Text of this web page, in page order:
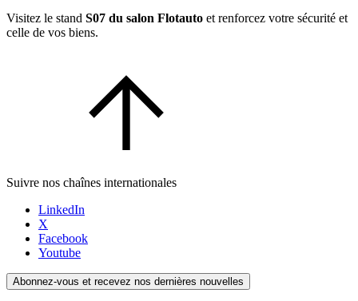
Visitez le stand S07 du salon Flotauto et renforcez votre sécurité et
celle de vos biens.
Suivre nos chaînes internationales
LinkedIn
X
Facebook
Youtube
Abonnez-vous et recevez nos dernières nouvelles